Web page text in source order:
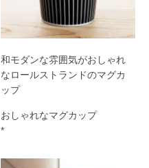
和モダンな雰囲気がおしゃれ
なロールストランドのマグカ
ップ
おしゃれなマグカップ
*